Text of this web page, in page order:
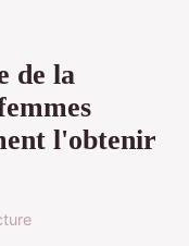
de la
l'obtenir